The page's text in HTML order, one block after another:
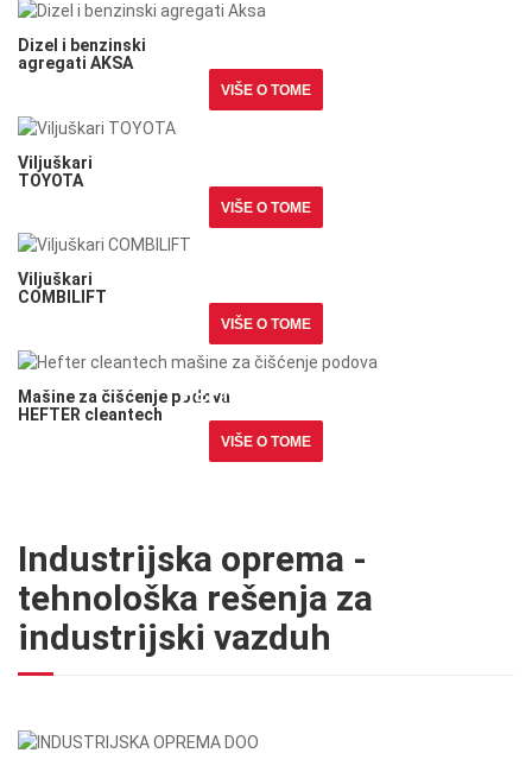
Dizel i benzinski
agregati AKSA
Dizel i benzinski
VIŠE O TOME
Viljuškari
TOYOTA
VIŠE O TOME
Viljuškari
COMBILIFT
VIŠE O TOME
Mašine za čišćenje podova
HEFTER cleantech
Mašine za čišćenje podova
HEFTER cleantech
VIŠE O TOME
Industrijska oprema -
tehnološka rešenja za
industrijski vazduh